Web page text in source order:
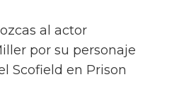
al actor
por su personaje
Scofield en Prison